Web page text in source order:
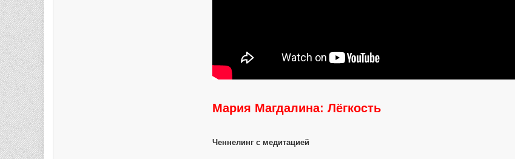
Мария Магдалина: Лёгкость
Ченнелинг с медитацией